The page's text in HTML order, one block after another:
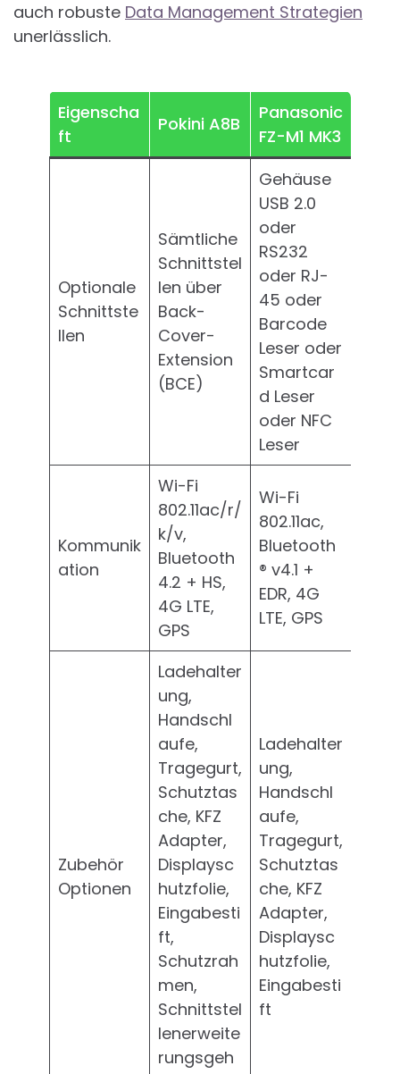
auch robuste Data Management Strategien
unerlässlich.
Eigenscha
ft
Pokini A8B
Panasonic
FZ-M1 MK3
Optionale
Schnittste
llen
Sämtliche
Schnittstel
len über
Back-
Cover-
Extension
(BCE)
Gehäuse
USB 2.0
oder
RS232
oder RJ-
45 oder
Barcode
Leser oder
Smartcar
d Leser
oder NFC
Leser
Kommunik
ation
Wi-Fi
802.11ac/r/
k/v,
Bluetooth
4.2 + HS,
4G LTE,
GPS
Wi-Fi
802.11ac,
Bluetooth
® v4.1 +
EDR, 4G
LTE, GPS
Zubehör
Optionen
Ladehalter
ung,
Handschl
aufe,
Tragegurt,
Schutztas
che, KFZ
Adapter,
Displaysc
hutzfolie,
Eingabesti
ft,
Schutzrah
men,
Schnittstel
lenerweite
rungsgeh
Ladehalter
ung,
Handschl
aufe,
Tragegurt,
Schutztas
che, KFZ
Adapter,
Displaysc
hutzfolie,
Eingabesti
ft